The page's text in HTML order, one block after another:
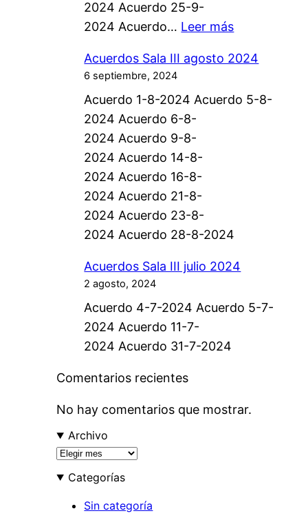
I
I
c
0
2
2024 Acuerdo 25-9-
2024 Acuerdo… Leer más:
c
e
l
I
I
i
Acuerdos Sala III agosto 2024
6 septiembre, 2024
Acuerdo 1-8-2024 Acuerdo 5-8-
2024 Acuerdo 6-8-
2024 Acuerdo 9-8-
2024 Acuerdo 14-8-
2024 Acuerdo 16-8-
2024 Acuerdo 21-8-
2024 Acuerdo 23-8-
2024 Acuerdo 28-8-2024
Acuerdos Sala III julio 2024
2 agosto, 2024
Acuerdo 4-7-2024 Acuerdo 5-7-
2024 Acuerdo 11-7-
2024 Acuerdo 31-7-2024
Comentarios recientes
No hay comentarios que mostrar.
Archivo
A
Categorías
Sin categoría